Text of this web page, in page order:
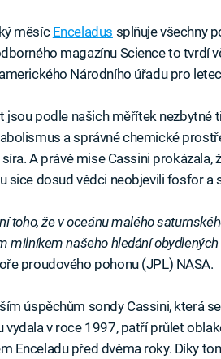
měsícEnceladus splňuje všechny
magazínu Science to tvrdí
Národního úřadu pro
jsou podle našich měřítek nezbytné
a správné chemické
A právě mise Cassini prokázala,
sice dosud vědci neobjevili fosfor a
toho, že v oceánu malého
milníkem našeho hledání obydlených
proudového pohonu (JPL) NASA.
úspěchům sondy Cassini, která
vydala v roce 1997, patří průlet
Enceladu před dvěma roky. Díky